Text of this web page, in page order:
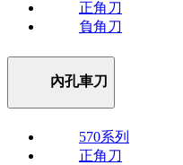
正角刀
負角刀
內孔車刀
570系列
正角刀